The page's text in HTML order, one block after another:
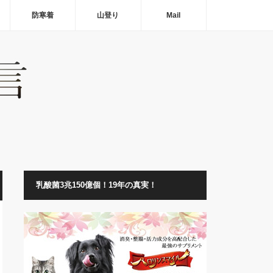
防寒着 山登り Mail
乳酸菌3兆150億個！19年の真実！